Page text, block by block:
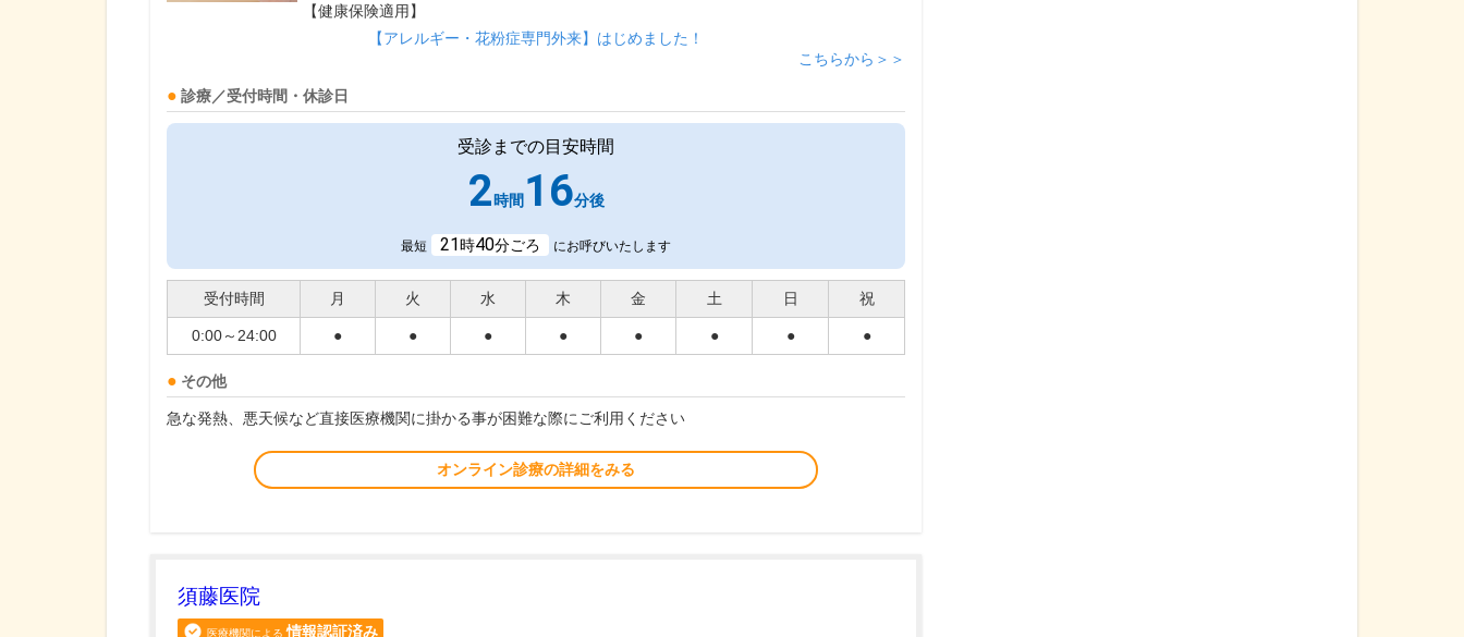
【健康保険適用】
【アレルギー・花粉症専門外来】はじめました！
こちらから＞＞
診療／受付時間・休診日
受診までの目安時間
2時間16分後
最短 21時40分ごろ にお呼びいたします
受付時間 月 火 水 木 金 土 日 祝
0:00～24:00 ● ● ● ● ● ● ● ●
その他
急な発熱、悪天候など直接医療機関に掛かる事が困難な際にご利用ください
オンライン診療の詳細をみる
須藤医院
医療機関による 情報認証済み